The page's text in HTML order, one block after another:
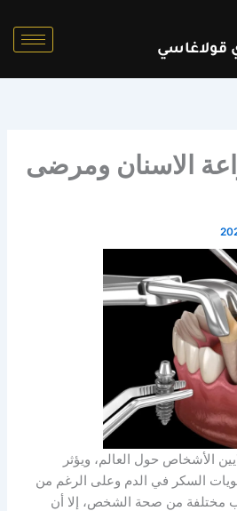
قولاغاسي
الاسنان ومرضى
الأشخاص حول العالم، ويؤثر
السكر في الدم وعلى الرغم من
مختلفة من صحة الشخص، إلا أن